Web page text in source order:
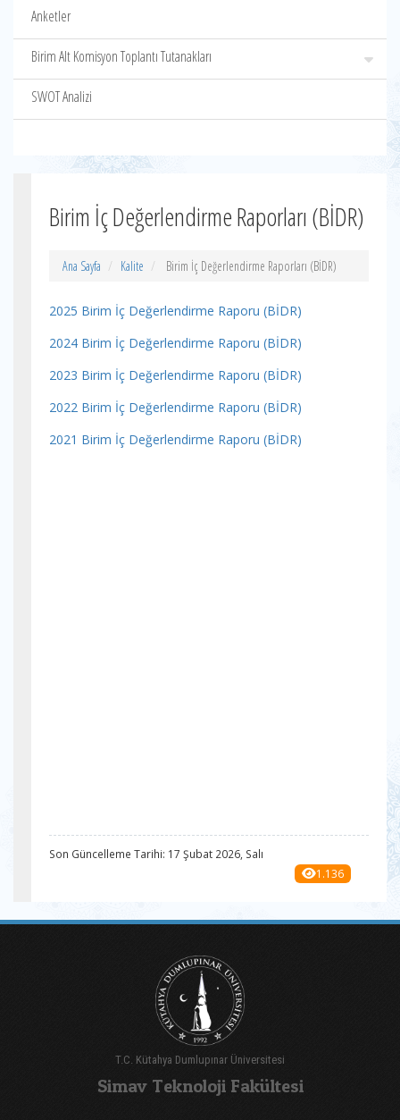
Anketler
Birim Alt Komisyon Toplantı Tutanakları
SWOT Analizi
Birim İç Değerlendirme Raporları (BİDR)
Ana Sayfa Kalite Birim İç Değerlendirme Raporları (BİDR)
2025 Birim İç Değerlendirme Raporu (BİDR)
2024 Birim İç Değerlendirme Raporu (BİDR)
2023 Birim İç Değerlendirme Raporu (BİDR)
2022 Birim İç Değerlendirme Raporu (BİDR)
2021 Birim İç Değerlendirme Raporu (BİDR)
Son Güncelleme Tarihi: 17 Şubat 2026, Salı
1.136
T.C. Kütahya Dumlupınar Üniversitesi
Simav Teknoloji Fakültesi